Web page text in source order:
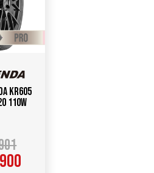
KR605
110W